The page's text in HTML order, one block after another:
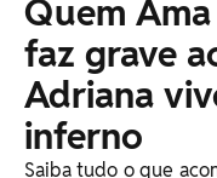
Quem
faz grave
Adriana
inferno
Saiba tudo o que